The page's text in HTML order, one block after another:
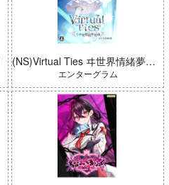
(NS)Virtual Ties ヰ世界情緒夢想曲 完全生産限定版
エンターグラム